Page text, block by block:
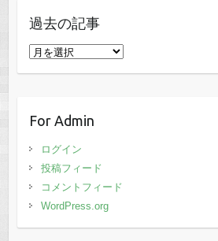
過去の記事
過
事
For Admin
ログイン
投稿フィード
コメントフィード
WordPress.org